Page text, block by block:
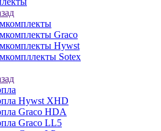
Graco
Hywst
Sotex
Hywst XHD
Graco HDA
Graco LL5